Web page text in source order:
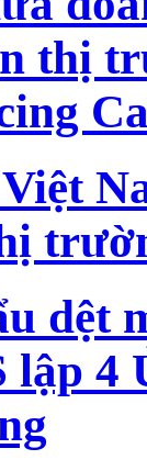
thị
dệt
lập 4